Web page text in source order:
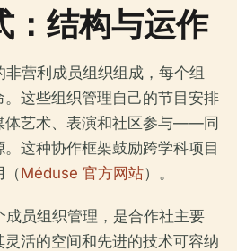
：结构与运作
营利成员组织组成，每个组
这些组织管理自己的节目安排
艺术、表演和社区参与——同
这种协作框架鼓励跨学科项目
（Méduse 官方网站）。
员组织管理，是合作社主要
活的空间和先进的技术可容纳